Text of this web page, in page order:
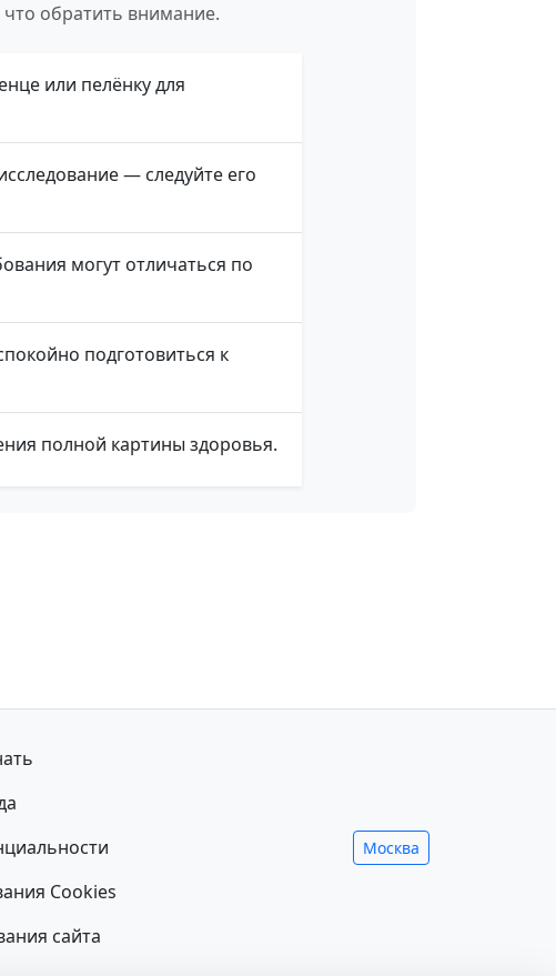
обратить внимание.
или пелёнку для
— следуйте его
могут отличаться по
подготовиться к
полной картины здоровья.
Cookies
сайта
Москва